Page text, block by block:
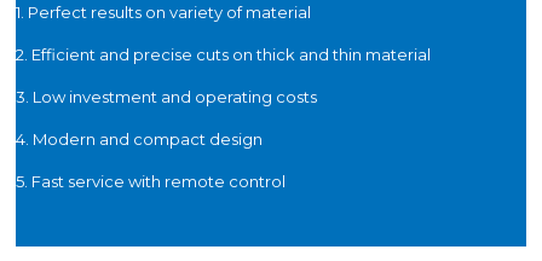
1. Perfect results on variety of material
2. Efficient and precise cuts on thick and thin material
3. Low investment and operating costs
4. Modern and compact design
5. Fast service with remote control